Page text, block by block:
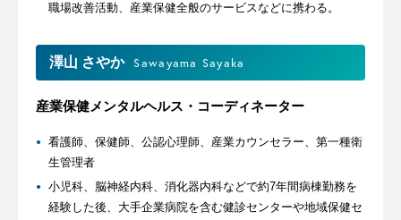
職場改善活動、産業保健全般のサービスなどに携わる。
澤山 さやか Sawayama Sayaka
産業保健メンタルヘルス・コーディネーター
看護師、保健師、公認心理師、産業カウンセラー、第一種衛
生管理者
小児科、脳神経内科、消化器内科などで約7年間病棟勤務を
経験した後、大手企業病院を含む健診センターや地域保健セ